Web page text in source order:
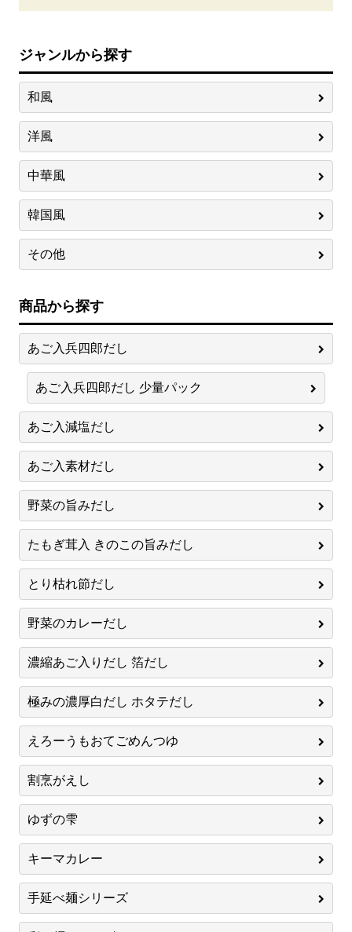
ジャンルから探す
和風
洋風
中華風
韓国風
その他
商品から探す
あご入兵四郎だし
あご入兵四郎だし 少量パック
あご入減塩だし
あご入素材だし
野菜の旨みだし
たもぎ茸入 きのこの旨みだし
とり枯れ節だし
野菜のカレーだし
濃縮あご入りだし 箔だし
極みの濃厚白だし ホタテだし
えろーうもおてごめんつゆ
割烹がえし
ゆずの雫
キーマカレー
手延べ麺シリーズ